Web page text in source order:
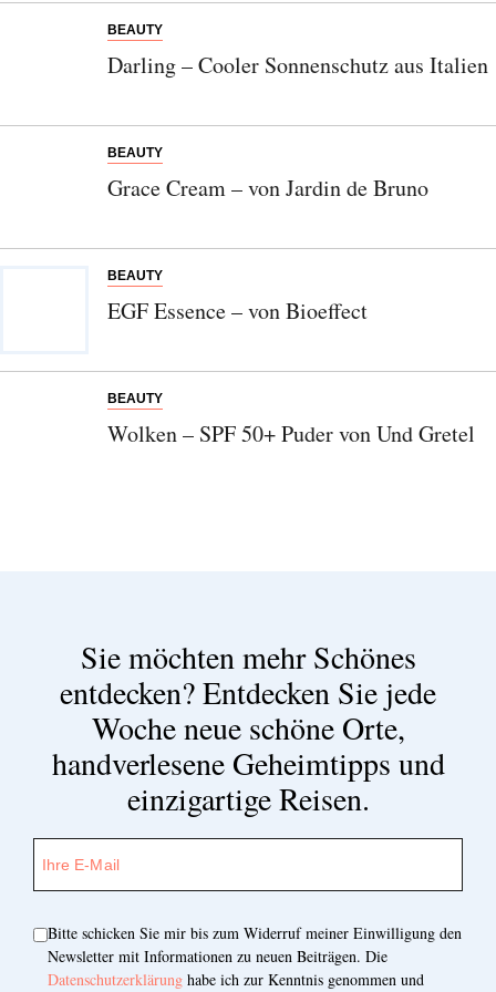
BEAUTY
Darling – Cooler Sonnenschutz aus Italien
BEAUTY
Grace Cream – von Jardin de Bruno
BEAUTY
EGF Essence – von Bioeffect
BEAUTY
Wolken – SPF 50+ Puder von Und Gretel
Sie möchten mehr Schönes
entdecken?Entdecken Sie jede
Woche neue schöne Orte,
handverlesene Geheimtipps und
einzigartige Reisen.
Bitte schicken Sie mir bis zum Widerruf meiner Einwilligung den
Newsletter mit Informationen zu neuen Beiträgen. Die
Datenschutzerklärung habe ich zur Kenntnis genommen und
Entdecken Sie jede Woche neue schöne
Orte, handverlesene Geheimtipps und
neuen Beiträgen. Die
zur Kenntnis genommen und akzeptiere diese.